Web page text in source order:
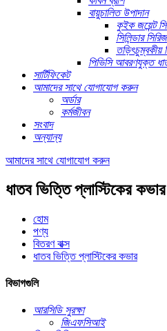
বায়ুচালিত উপাদান
কুইক জয়েন্ট
সিলিন্ডার সিরিজ
তড়িৎচুম্বকীয়
পিভিসি আবরণযুক্ত
সার্টিফিকেট
আমাদের সাথে যোগাযোগ করুন
অর্ডার
কর্মজীবন
সংবাদ
অন্যান্য
আমাদের সাথে যোগাযোগ করুন
ধাতব ভিত্তি প্লাস্টিকের কভার
হোম
পণ্য
বিতরণ বাক্স
ধাতব ভিত্তি প্লাস্টিকের কভার
বিভাগগুলি
আরসিডি সুরক্ষা
জিএফসিআই